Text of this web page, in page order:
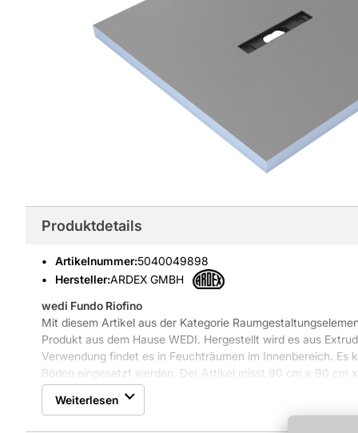
Produktdetails
Artikelnummer:5040049898
Hersteller:ARDEX GMBH
wedi Fundo Riofino
Mit diesem Artikel aus der Kategorie
Produkt aus dem Hause WEDI. Hergestellt wird es aus
Verwendung findet es in Feuchträumen im Innenbereich. Es
Böden eingesetzt werden. Der Artikel misst 90 cm x 90 cm
wärmeleitfähig sowie wasserdicht. Die Farbe des Artikels ist
Weitere Produkteigenschaften: Temperaturgrenzen -50°C/
Druckfestigkeit bei 10% Stauchung EN 826 0,25 N/mm²
Weiterlesen